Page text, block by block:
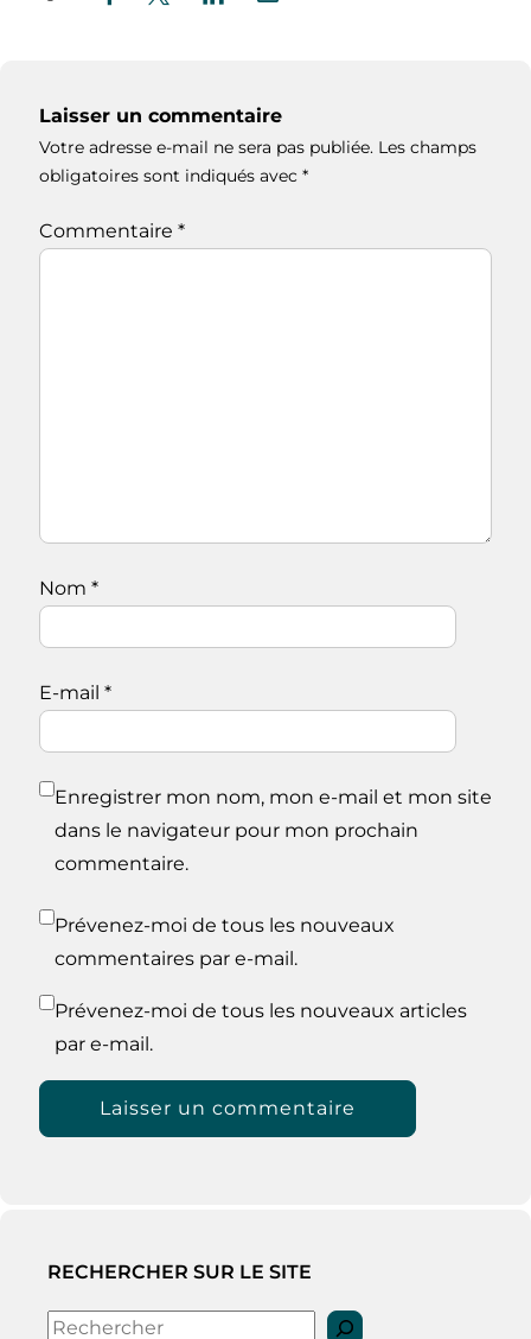
Laisser un commentaire
Votre adresse e-mail ne sera pas publiée. Les champs
obligatoires sont indiqués avec *
Commentaire *
Nom *
E-mail *
Enregistrer mon nom, mon e-mail et mon site
dans le navigateur pour mon prochain
commentaire.
Prévenez-moi de tous les nouveaux
commentaires par e-mail.
Prévenez-moi de tous les nouveaux articles
par e-mail.
RECHERCHER SUR LE SITE
Rechercher